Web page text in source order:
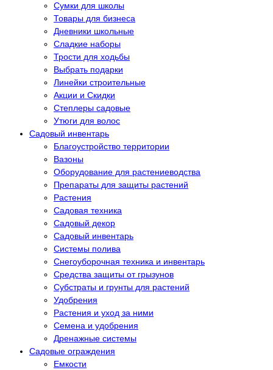
Сумки для школы
Товары для бизнеса
Дневники школьные
Сладкие наборы
Трости для ходьбы
Выбрать подарки
Линейки строительные
Акции и Скидки
Степлеры садовые
Утюги для волос
Садовый инвентарь
Благоустройство территории
Вазоны
Оборудование для растениеводства
Препараты для защиты растений
Растения
Садовая техника
Садовый декор
Садовый инвентарь
Системы полива
Снегоуборочная техника и инвентарь
Средства защиты от грызунов
Субстраты и грунты для растений
Удобрения
Растения и уход за ними
Семена и удобрения
Дренажные системы
Садовые ограждения
Емкости